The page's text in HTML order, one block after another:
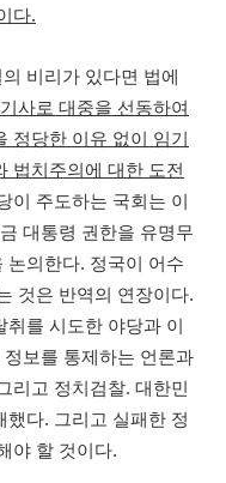
다.
비리가 있다면 법에
사로 대중을 선동하여
정당한 이유 없이 임기
법치주의에 대한 도전
이 주도하는 국회는 이
대통령 권한을 유명무
논의한다. 정국이 어수
것은 반역의 연장이다.
를 시도한 야당과 이
정보를 통제하는 언론과
리고 정치검찰. 대한민
했다. 그리고 실패한 정
야 할 것이다.